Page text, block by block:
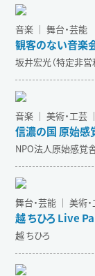
音楽 ｜ 舞台・芸能
観客のない音
坂井宏光（特定非営
音楽 ｜ 美術・工芸
信濃の国 原始感
NPO法人原始感覚
舞台・芸能 ｜ 美術
越 ちひろ Live
越 ちひろ